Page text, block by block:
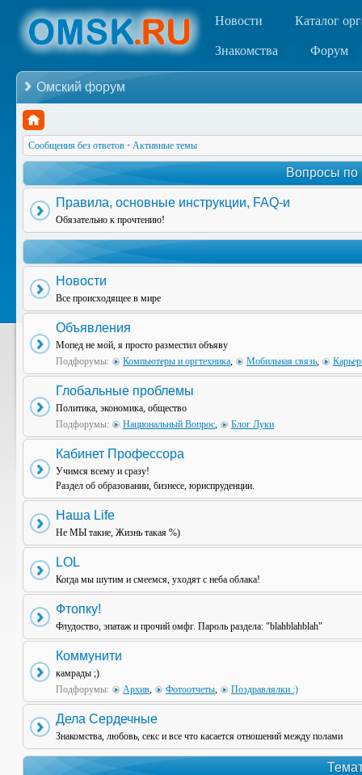
Новости Каталог
Знакомства Форум
Омский форум
Сообщения без ответов • Активные темы
Вопросы по
Правила, основные инструкции, FAQ-и
Обязательно к прочтению!
Новости
Все происходящее в мире
Объявления
Мопед не мой, я просто разместил объяву
Подфорумы:
Компьютеры и оргтехника, Мобильная связь,
Глобальные проблемы
Политика, экономика, общество
Подфорумы:
Национальный Вопрос, Блог Луки
Кабинет Профессора
Учимся всему и сразу!
Раздел об образовании, бизнесе, юриспруденции.
Наша Life
Не МЫ такие, Жизнь такая %)
LOL
Когда мы шутим и смеемся, уходят с неба облака!
Фтопку!
Флудоство, эпатаж и прочий омфг. Пароль раздела: "blahblahblah"
Коммунити
камрады ;)
Подфорумы:
Архив, Фотоотчеты, Поздравлялки :)
Дела Сердечные
Знакомства, любовь, секс и все что касается отношений между полами